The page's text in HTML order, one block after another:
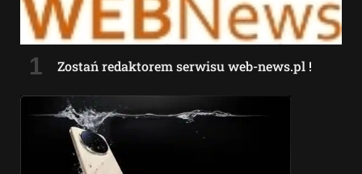
Zostań redaktorem serwisu web-news.pl !